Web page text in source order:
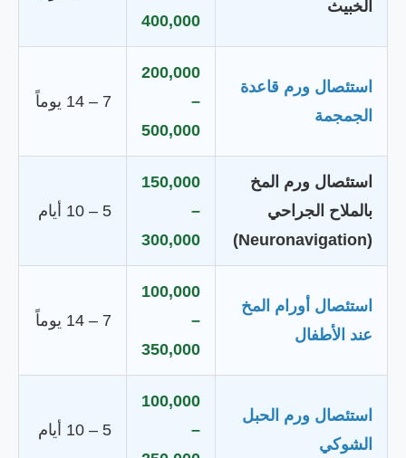
الخبيث
400,000
استئصال ورم قاعدة
الجمجمة
200,000
–
500,000
7 – 14 يوماً
استئصال ورم المخ
بالملاح الجراحي
(Neuronavigation)
150,000
–
300,000
5 – 10 أيام
استئصال أورام المخ
عند الأطفال
100,000
–
350,000
7 – 14 يوماً
استئصال ورم الحبل
الشوكي
100,000
–
5 – 10 أيام